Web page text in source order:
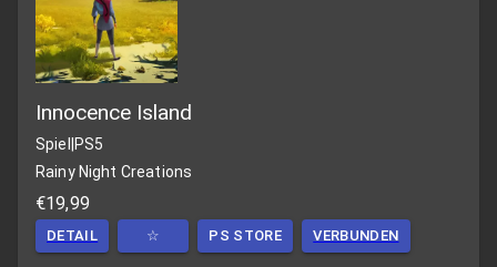
Innocence Island
Spiel
PS5
Rainy Night Creations
€19,99
DETAIL ☆ PS STORE VERBUNDEN